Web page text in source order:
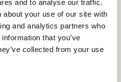
and to analyse our traffic.
about your use of our site with
and analytics partners who
that you’ve
collected from your use
bomen, struiken of
opgaan in het